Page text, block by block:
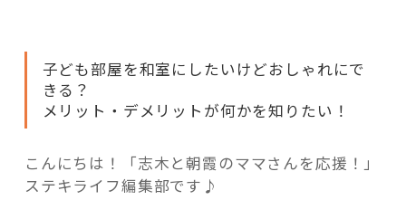
これからの暮らし 住み替え相談
子ども部屋を和室にしたいけどおしゃれにで
きる？
メリット・デメリットが何かを知りたい！
こんにちは！「志木と朝霞のママさんを応援！」
ステキライフ編集部です♪